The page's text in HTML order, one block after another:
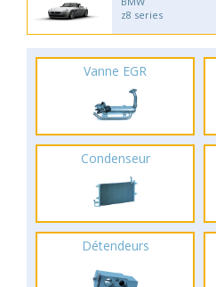
z8 series
Vanne EGR
Condenseur
Détendeurs